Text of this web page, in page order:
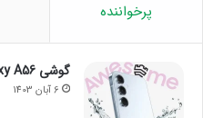
پرخواننده
گوشی Galaxy A56 با دوربین بهتر همراه است
6 آبان 1403